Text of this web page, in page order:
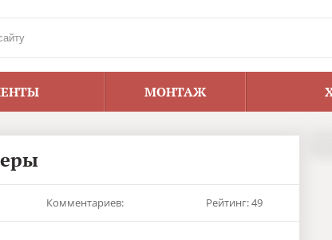
МОНТАЖ
Комментариев: Рейтинг: 49